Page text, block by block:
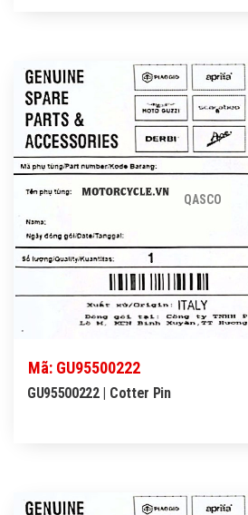
QASCO
Mã: GU95500222
GU95500222 | Cotter Pin